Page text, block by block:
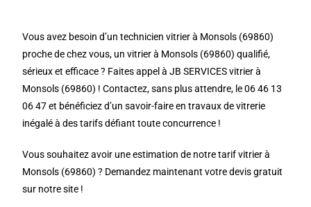
Vous avez besoin d’un technicien vitrier à Monsols (69860)
proche de chez vous, un vitrier à Monsols (69860) qualifié,
sérieux et efficace ? Faites appel à JB SERVICES vitrier à
Monsols (69860) ! Contactez, sans plus attendre, le 06 46 13
06 47 et bénéficiez d’un savoir-faire en travaux de vitrerie
inégalé à des tarifs défiant toute concurrence !
Vous souhaitez avoir une estimation de notre tarif vitrier à
Monsols (69860) ? Demandez maintenant votre devis gratuit
sur notre site !